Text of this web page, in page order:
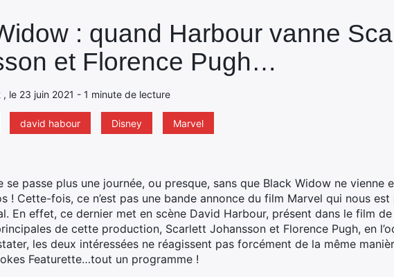
: quand Harbour vanne
et Florence Pugh…
, le 23 juin 2021 - 1 minute de lecture
david habour Disney Marvel
se passe plus une journée, ou presque, sans que Black Widow ne vienne
! Cette-fois, ce n’est pas une bande annonce du film Marvel qui nous
En effet, ce dernier met en scène David Harbour, présent dans le film
de cette production, Scarlett Johansson et Florence Pugh, en
les deux intéressées ne réagissent pas forcément de la même
Featurette…tout un programme !